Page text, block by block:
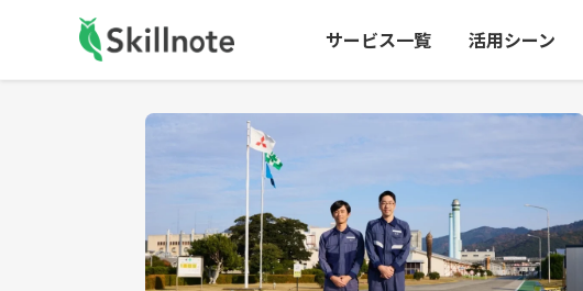
サービス一覧 活用シーン